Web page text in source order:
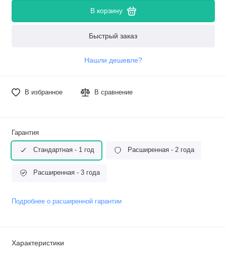
В корзину
Быстрый заказ
Нашли дешевле?
В избранное В сравнение
Гарантия
Стандартная - 1 год Расширенная - 2 года
Расширенная - 3 года
Подробнее о расширенной гарантии
Характеристики